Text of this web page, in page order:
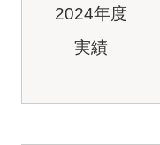
2024/2/26
派遣
2023/10/16
BIM
2023/4/25
社内
2024年度
実績